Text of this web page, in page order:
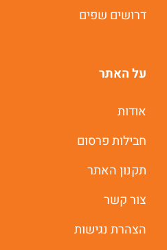
דרושים שפים
על האתר
אודות
חבילות פרסום
תקנון האתר
צור קשר
הצהרת נגישות